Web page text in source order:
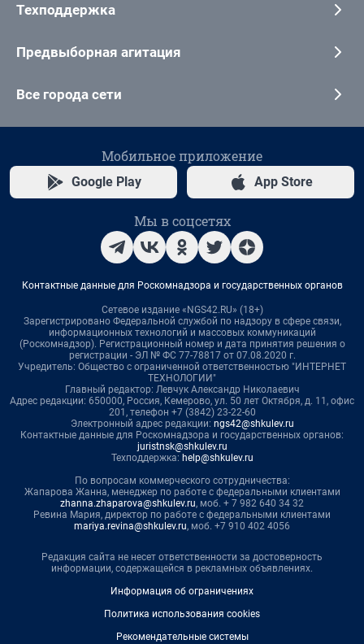
Техподдержка
Предвыборная агитация
Все города сети
Мобильное приложение
Google Play App Store
Мы в соцсетях
Контактные данные для Роскомнадзора и государственных органов
Сетевое издание «NGS42.RU» (18+)
Зарегистрировано Федеральной службой по надзору в сфере связи,
информационных технологий и массовых коммуникаций
(Роскомнадзор). Регистрационный номер и дата принятия решения о
регистрации - ЭЛ № ФС 77-78817 от 07.08.2020 г.
Учредитель: Общество с ограниченной ответственностью "ИНТЕРНЕТ
ТЕХНОЛОГИИ"
Главный редактор: Левчук Александр Николаевич
Адрес редакции: 650000, Россия, Кемерово, ул. 50 лет Октября, д. 11, офис
201, телефон +7 (3842) 23-22-60
Электронный адрес редакции: ngs42@shkulev.ru
Контактные данные для Роскомнадзора и государственных органов:
juristnsk@shkulev.ru
Техподдержка: help@shkulev.ru
По вопросам коммерческого сотрудничества:
Жапарова Жанна, менеджер по работе с федеральными клиентами
zhanna.zhaparova@shkulev.ru, моб. + 7 982 640 34 32
Ревина Мария, директор по работе с федеральными клиентами
mariya.revina@shkulev.ru, моб. +7 910 402 4056
Редакция сайта не несет ответственности за достоверность
информации, содержащейся в рекламных объявлениях.
Информация об ограничениях
Политика использования cookies
Рекомендательные системы